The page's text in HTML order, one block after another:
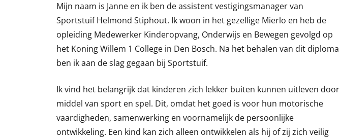
Mijn naam is Janne en ik ben de assistent vestigingsmanager van
Sportstuif Helmond Stiphout. Ik woon in het gezellige Mierlo en heb de
opleiding Medewerker Kinderopvang, Onderwijs en Bewegen gevolgd op
het Koning Willem 1 College in Den Bosch. Na het behalen van dit diploma
ben ik aan de slag gegaan bij Sportstuif.
Ik vind het belangrijk dat kinderen zich lekker buiten kunnen uitleven door
middel van sport en spel. Dit, omdat het goed is voor hun motorische
vaardigheden, samenwerking en voornamelijk de persoonlijke
ontwikkeling. Een kind kan zich alleen ontwikkelen als hij of zij zich veilig